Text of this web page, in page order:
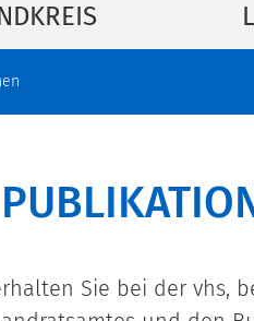
Sie bei der vhs,